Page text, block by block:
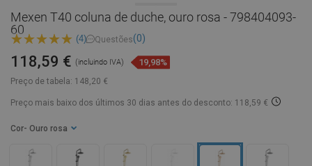
Mexen T40 coluna de duche, ouro rosa - 798404093-
60
(4) Questões(0)
Preço de tabela: 148,20 €
118,59 € (incluindo IVA) 19,98%
Preço mais baixo dos últimos 30 dias antes do desconto: 118,59 €
Cor - Ouro rosa